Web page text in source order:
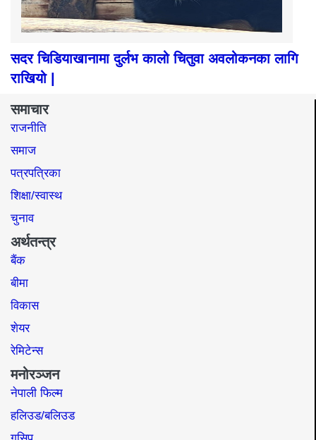
सदर चिडियाखानामा दुर्लभ कालो चितुवा अवलोकनका लागि
राखियो |
समाचार
राजनीति
समाज​
पत्रपत्रिका
शिक्षा/स्वास्थ
चुनाव
अर्थतन्त्र
बैंक
बीमा
विकास
शेयर
रेमिटेन्स
मनोरञ्जन
नेपाली फिल्म
हलिउड/बलिउड